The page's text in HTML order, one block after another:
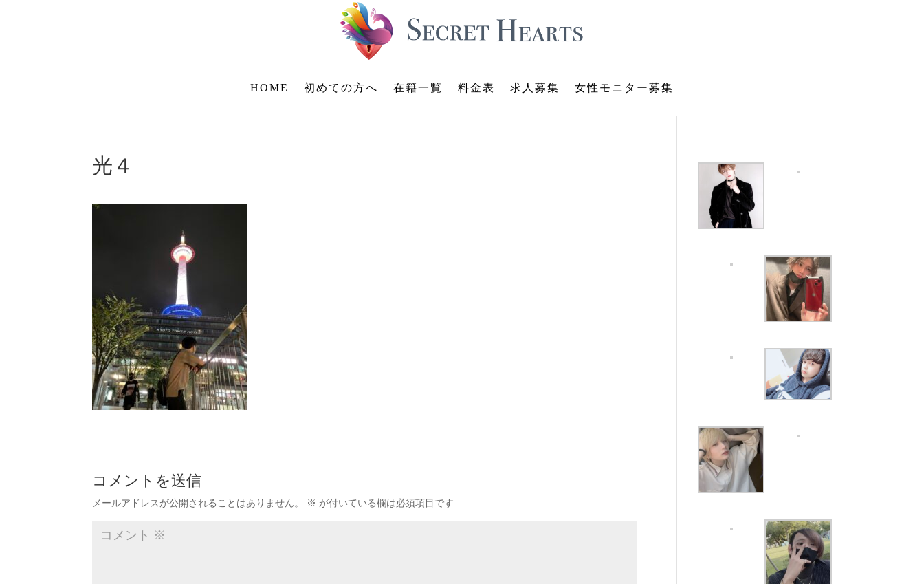
HOME 初めての方へ 在籍一覧 料金表 求人募集 女性モニター募集
光４
コメントを送信
メールアドレスが公開されることはありません。 ※ が付いている欄は必須項目です